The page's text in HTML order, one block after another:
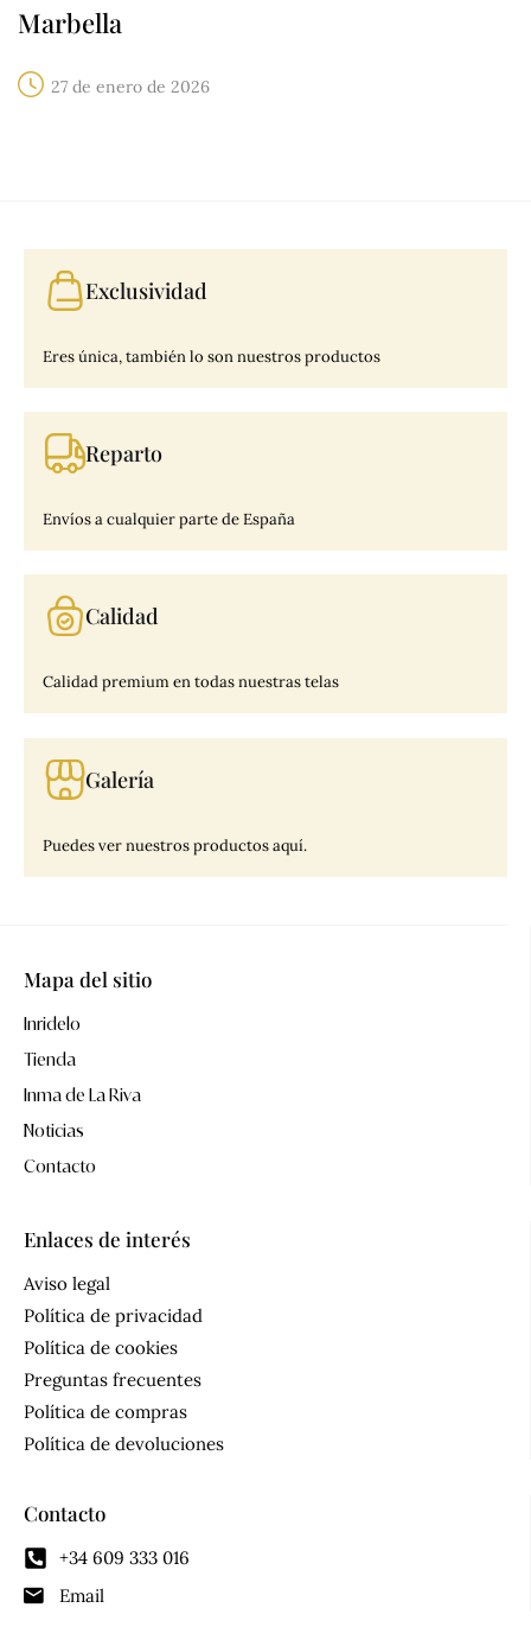
Marbella
27 de enero de 2026
Exclusividad
Eres única, también lo son nuestros productos
Reparto
Envíos a cualquier parte de España
Calidad
Calidad premium en todas nuestras telas
Galería
Puedes ver nuestros productos aquí.
Mapa del sitio
Inridelo
Tienda
Inma de La Riva
Noticias
Contacto
Enlaces de interés
Aviso legal
Política de privacidad
Política de cookies
Preguntas frecuentes
Política de compras
Política de devoluciones
Contacto
+34 609 333 016
Email